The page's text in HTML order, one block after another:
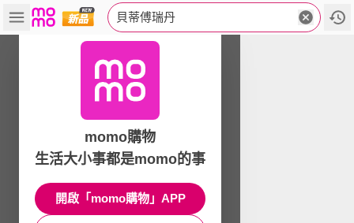
貝蒂傅瑞丹
momo購物
生活大小事都是momo的事
開啟「momo購物」APP